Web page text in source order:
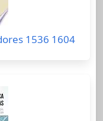
1536 1604